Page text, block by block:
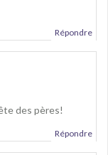
Répondre
des pères!
Répondre